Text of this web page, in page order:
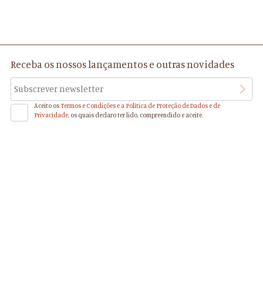
Receba os nossos lançamentos e outras novidades
Aceito os Termos e Condições e a Política de Proteção de Dados e de
Privacidade, os quais declaro ter lido, compreendido e aceite.